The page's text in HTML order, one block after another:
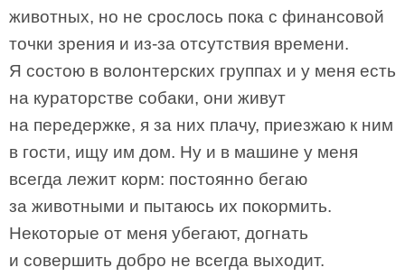
животных, но не срослось пока с финансовой
точки зрения и из-за отсутствия времени.
Я состою в волонтерских группах и у меня есть
на кураторстве собаки, они живут
на передержке, я за них плачу, приезжаю к ним
в гости, ищу им дом. Ну и в машине у меня
всегда лежит корм: постоянно бегаю
за животными и пытаюсь их покормить.
Некоторые от меня убегают, догнать
и совершить добро не всегда выходит.